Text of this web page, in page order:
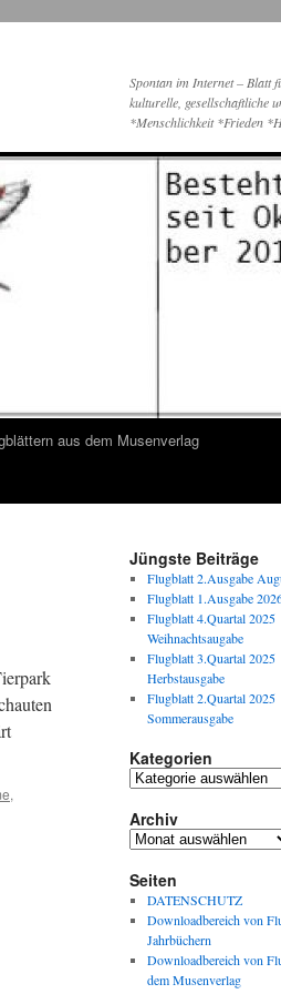
Spontan im Internet – Blatt
kulturelle, gesellschaftliche
*Menschlichkeit *Frieden
aus dem Musenverlag
,
Jüngste Beiträge
Flugblatt 2.Ausgabe
Flugblatt 1.Ausgabe
Flugblatt 4.Quartal 2025
Weihnachtsaugabe
Flugblatt 3.Quartal 2025
Herbstausgabe
Flugblatt 2.Quartal 2025
Sommerausgabe
Kategorien
Kategorien
Archiv
Archiv
Seiten
DATENSCHUTZ
Downloadbereich von
Jahrbüchern
Downloadbereich von
dem Musenverlag